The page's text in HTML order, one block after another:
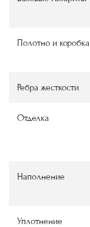
Полотно и коробка
Ребра жесткости
Отделка
Наполнение
Уплотнение